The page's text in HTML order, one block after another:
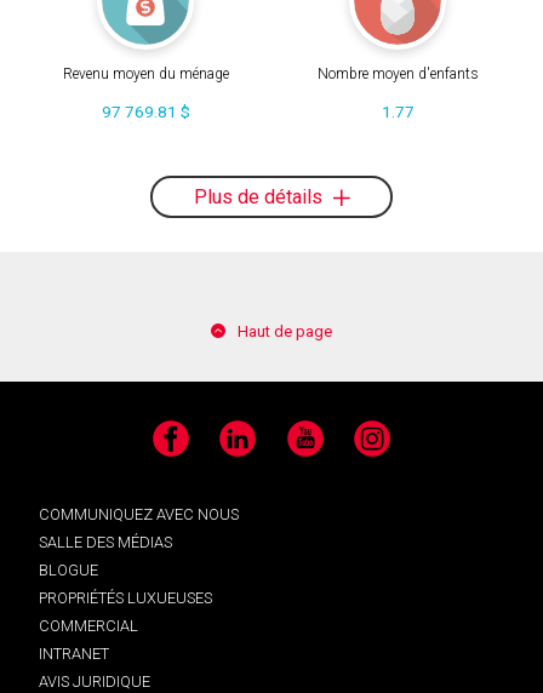
Revenu moyen du ménage
97 769.81 $
Nombre moyen d'enfants
1.77
Plus de détails
Haut de page
Facebook LinkedIn YouTube Instagram
COMMUNIQUEZ AVEC NOUS
SALLE DES MÉDIAS
BLOGUE
PROPRIÉTÉS LUXUEUSES
COMMERCIAL
INTRANET
AVIS JURIDIQUE